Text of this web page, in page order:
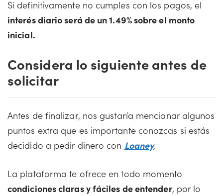
Si definitivamente no cumples con los pagos, el
interés diario será de un 1.49% sobre el monto
inicial.
Considera lo siguiente antes de
solicitar
Antes de finalizar, nos gustaría mencionar algunos
puntos extra que es importante conozcas si estás
decidido a pedir dinero con Loaney.
La plataforma te ofrece en todo momento
condiciones claras y fáciles de entender, por lo